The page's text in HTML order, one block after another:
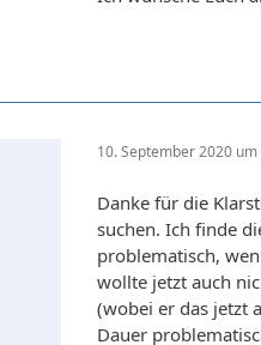
Meine Mutter
Unterstützung
Ruder läuft, das
Sprüche
Barock etc. pp.
Jetzt kämen wir
Herzblatt20
10. September 2020 um
Danke für die
suchen. Ich finde
problematisch,
wollte jetzt auch
(wobei er das jetzt
Dauer